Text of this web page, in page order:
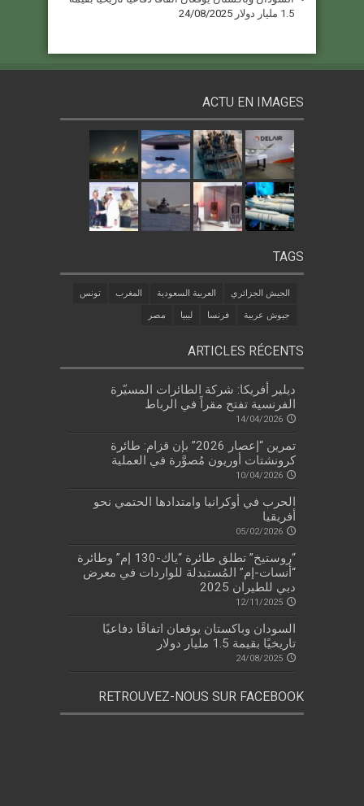
1.5 مليار دولار
24/08/2025
ACTU EN IMAGES
TAGS
الجيش الجزائري العربية السعودية المغرب تونس
جيوش عربية فرنسا ليبيا مصر
ARTICLES RÉCENTS
ديلير أفريكا: شركة الطائرات المسيّرة
الفرنسية تفتح مقراً في الرباط
14/04/2026
تمرين “إعصار 2026” بإن قزام: طائرة
كرونشتات أوريون مُصوَّرة في العملية
10/04/2026
الحرب في أوكرانيا وامتدادها الحتمي نحو
أفريقيا
05/02/2026
“روستيخ” تطلق طائرة “ياك-130 إم” وطائرة
“أنسات-إم” المُستبدلة للواردات في معرض
دبي للطيران 2025
12/11/2025
السودان وباكستان يوقعان اتفاقًا دفاعيًا
تاريخيًا بقيمة 1.5 مليار دولار
24/08/2025
RETROUVEZ-NOUS SUR FACEBOOK